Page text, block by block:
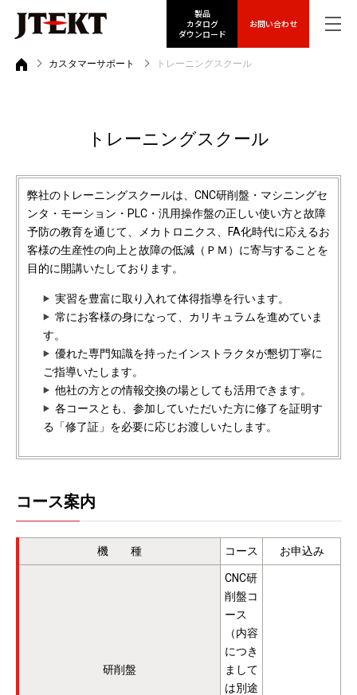
製品
カタログ
ダウンロード
お問い合わせ
カスタマーサポート トレーニングスクール
トレーニングスクール
弊社のトレーニングスクールは、CNC研削盤・マシニングセ
ンタ・モーション・PLC・汎用操作盤の正しい使い方と故障
予防の教育を通じて、メカトロニクス、FA化時代に応えるお
客様の生産性の向上と故障の低減（ＰＭ）に寄与することを
目的に開講いたしております。
実習を豊富に取り入れて体得指導を行います。
常にお客様の身になって、カリキュラムを進めていま
す。
優れた専門知識を持ったインストラクタが懇切丁寧に
ご指導いたします。
他社の方との情報交換の場としても活用できます。
各コースとも、参加していただいた方に修了を証明す
る「修了証」を必要に応じお渡しいたします。
コース案内
機 種 コース お申込み
研削盤
CNC研
削盤コ
ース
（内容
につき
まして
は別途